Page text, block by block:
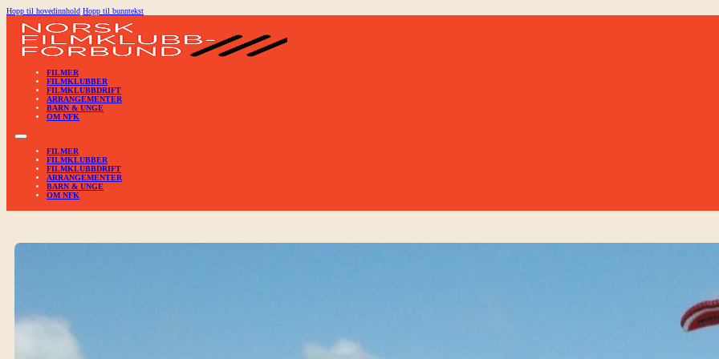
Hopp til hovedinnhold Hopp til bunntekst
FILMER
FILMKLUBBER
FILMKLUBBDRIFT
ARRANGEMENTER
BARN & UNGE
OM NFK
FILMER
FILMKLUBBER
FILMKLUBBDRIFT
ARRANGEMENTER
BARN & UNGE
OM NFK